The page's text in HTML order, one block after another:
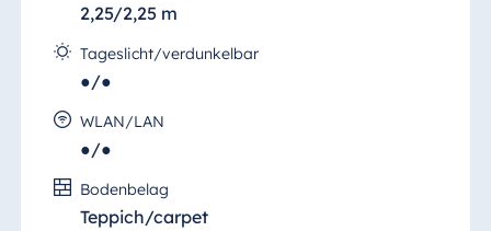
2,25/2,25 m
Tageslicht/verdunkelbar
●/●
WLAN/LAN
●/●
Bodenbelag
Teppich/carpet
Salon 2